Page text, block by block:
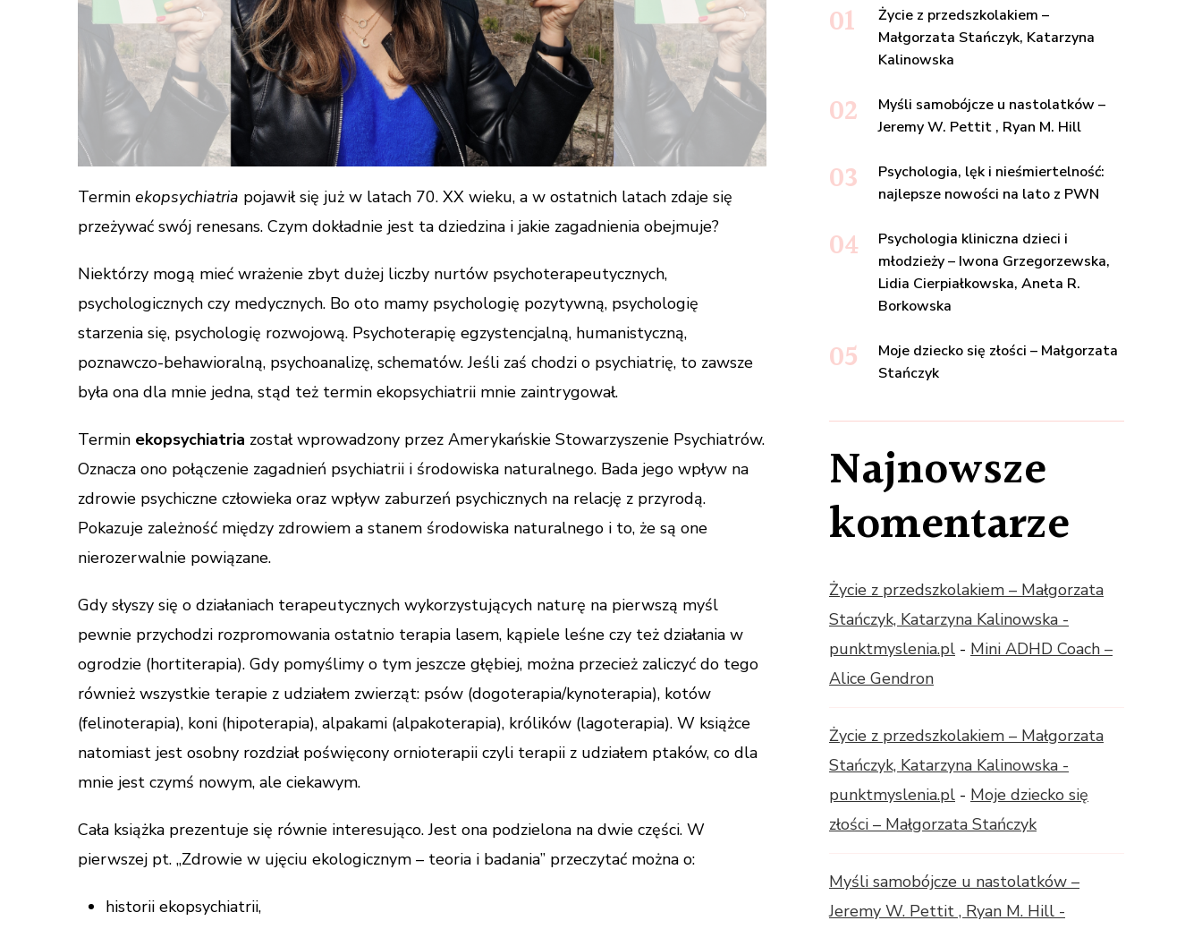
Termin ekopsychiatria pojawił się już w latach 70. XX wieku, a w ostatnich latach zdaje się
przeżywać swój renesans. Czym dokładnie jest ta dziedzina i jakie zagadnienia obejmuje?
Niektórzy mogą mieć wrażenie zbyt dużej liczby nurtów psychoterapeutycznych,
psychologicznych czy medycznych. Bo oto mamy psychologię pozytywną, psychologię
starzenia się, psychologię rozwojową. Psychoterapię egzystencjalną, humanistyczną,
poznawczo-behawioralną, psychoanalizę, schematów. Jeśli zaś chodzi o psychiatrię, to zawsze
była ona dla mnie jedna, stąd też termin ekopsychiatrii mnie zaintrygował.
Termin ekopsychiatria został wprowadzony przez Amerykańskie Stowarzyszenie Psychiatrów.
Oznacza ono połączenie zagadnień psychiatrii i środowiska naturalnego. Bada jego wpływ na
zdrowie psychiczne człowieka oraz wpływ zaburzeń psychicznych na relację z przyrodą.
Pokazuje zależność między zdrowiem a stanem środowiska naturalnego i to, że są one
nierozerwalnie powiązane.
Gdy słyszy się o działaniach terapeutycznych wykorzystujących naturę na pierwszą myśl
pewnie przychodzi rozpromowania ostatnio terapia lasem, kąpiele leśne czy też działania w
ogrodzie (hortiterapia). Gdy pomyślimy o tym jeszcze głębiej, można przecież zaliczyć do tego
również wszystkie terapie z udziałem zwierząt: psów (dogoterapia/kynoterapia), kotów
(felinoterapia), koni (hipoterapia), alpakami (alpakoterapia), królików (lagoterapia). W książce
natomiast jest osobny rozdział poświęcony ornioterapii czyli terapii z udziałem ptaków, co dla
mnie jest czymś nowym, ale ciekawym.
Cała książka prezentuje się równie interesująco. Jest ona podzielona na dwie części. W
pierwszej pt. „Zdrowie w ujęciu ekologicznym – teoria i badania” przeczytać można o:
historii ekopsychiatrii,
Życie z przedszkolakiem –
Małgorzata Stańczyk, Katarzyna
Kalinowska
Myśli samobójcze u nastolatków –
Jeremy W. Pettit , Ryan M. Hill
Psychologia, lęk i nieśmiertelność:
najlepsze nowości na lato z PWN
Psychologia kliniczna dzieci i
młodzieży – Iwona Grzegorzewska,
Lidia Cierpiałkowska, Aneta R.
Borkowska
Moje dziecko się złości – Małgorzata
Stańczyk
Najnowsze
komentarze
Życie z przedszkolakiem – Małgorzata
Stańczyk, Katarzyna Kalinowska -
punktmyslenia.pl - Mini ADHD Coach –
Alice Gendron
Życie z przedszkolakiem – Małgorzata
Stańczyk, Katarzyna Kalinowska -
punktmyslenia.pl - Moje dziecko się
złości – Małgorzata Stańczyk
Myśli samobójcze u nastolatków –
Jeremy W. Pettit , Ryan M. Hill -